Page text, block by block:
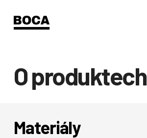
O produktech
Materiály